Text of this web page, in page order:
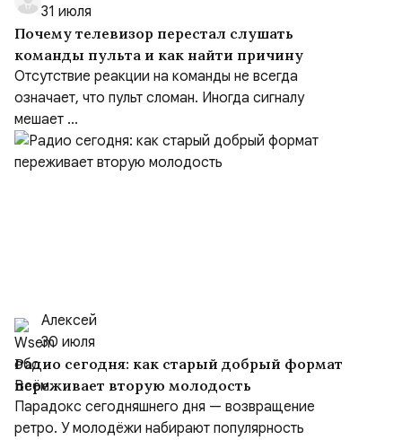
31 июля
Почему телевизор перестал слушать
команды пульта и как найти причину
Отсутствие реакции на команды не всегда
означает, что пульт сломан. Иногда сигналу
мешает ...
Алексей
30 июля
Радио сегодня: как старый добрый формат
переживает вторую молодость
Парадокс сегодняшнего дня — возвращение
ретро. У молодёжи набирают популярность